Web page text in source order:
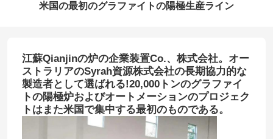
米国の最初のグラファイトの陽極生産ライン
江蘇Qianjinの炉の企業装置Co.、株式会社。オー
ストラリアのSyrah資源株式会社の長期協力的な
製造者として選ばれる!20,000トンのグラファイ
トの陽極炉およびオートメーションのプロジェク
トはまた米国で集中する最初のものである。